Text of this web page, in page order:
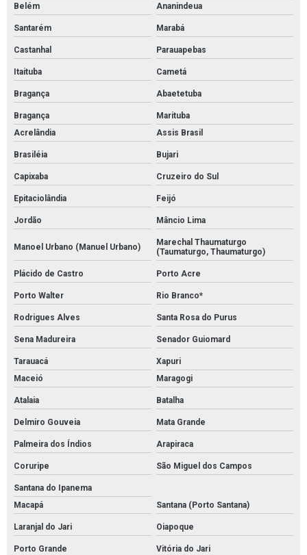
Belém
Ananindeua
Santarém Marabá
Castanhal Parauapebas
Itaituba Cametá
Bragança Abaetetuba
Bragança
Marituba
Acrelândia
Assis Brasil
Brasiléia Bujari
Capixaba Cruzeiro do Sul
Epitaciolândia Feijó
Jordão Mâncio Lima
Manoel Urbano (Manuel Urbano)
Marechal Thaumaturgo
(Taumaturgo, Thaumaturgo)
Plácido de Castro Porto Acre
Porto Walter Rio Branco*
Rodrigues Alves Santa Rosa do Purus
Sena Madureira Senador Guiomard
Tarauacá
Xapuri
Maceió
Maragogi
Atalaia Batalha
Delmiro Gouveia Mata Grande
Palmeira dos Índios Arapiraca
Coruripe São Miguel dos Campos
Santana do Ipanema
Macapá
Santana (Porto Santana)
Laranjal do Jari Oiapoque
Porto Grande Vitória do Jari